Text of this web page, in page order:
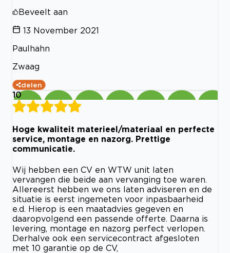
Beveelt aan
13 November 2021
Paulhahn
Zwaag
delen
10
Hoge kwaliteit materieel/materiaal en perfecte
service, montage en nazorg. Prettige
communicatie.
Wij hebben een CV en WTW unit laten
vervangen die beide aan vervanging toe waren.
Allereerst hebben we ons laten adviseren en de
situatie is eerst ingemeten voor inpasbaarheid
e.d. Hierop is een maatadvies gegeven en
daaropvolgend een passende offerte. Daarna is
levering, montage en nazorg perfect verlopen.
Derhalve ook een servicecontract afgesloten
met 10 garantie op de CV,